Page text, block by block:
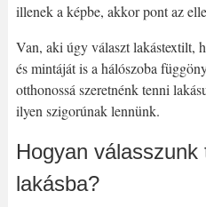
illenek a képbe, akkor pont az
Van, aki úgy választ lakástextilt,
és mintáját is a hálószoba
otthonossá szeretnénk tenni
ilyen szigorúnak lennünk.
Hogyan válasszunk
lakásba?